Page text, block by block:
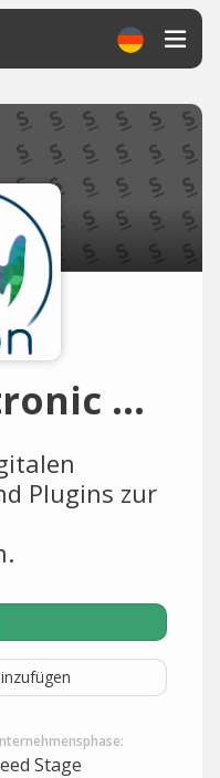
edon - electronic donations
Plugins zur
Stage